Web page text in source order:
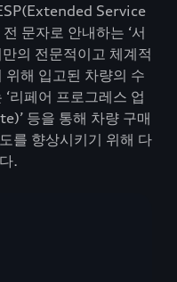
Service
문자로 안내하는 ‘서
의 전문적이고 체계적
위해 입고된 차량의 수
리페어 프로그레스 업
등을 통해 차량 구매
를 향상시키기 위해 다
.